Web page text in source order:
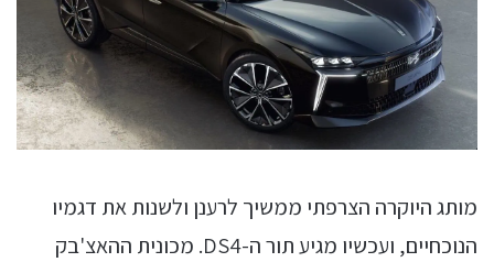
מותג היוקרה הצרפתי ממשיך לרענן ולשנות את דגמיו
הנוכחיים, ועכשיו מגיע תור ה-DS4. מכונית ההאצ'בק